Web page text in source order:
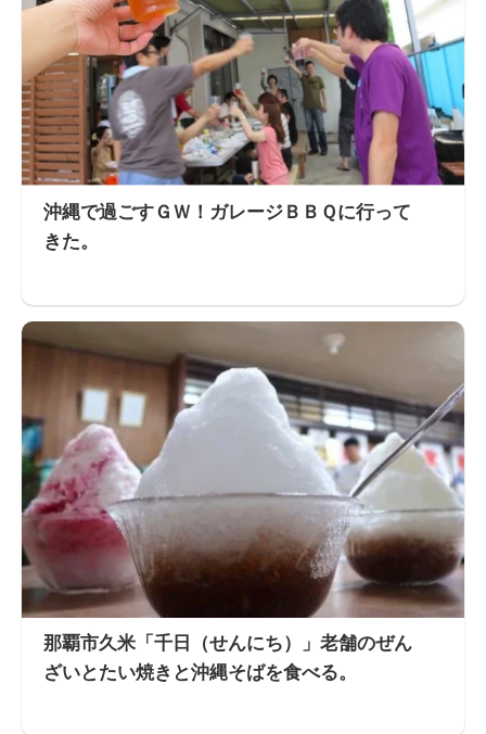
沖縄で過ごすＧＷ！ガレージＢＢＱに行って
きた。
那覇市久米「千日（せんにち）」老舗のぜん
ざいとたい焼きと沖縄そばを食べる。